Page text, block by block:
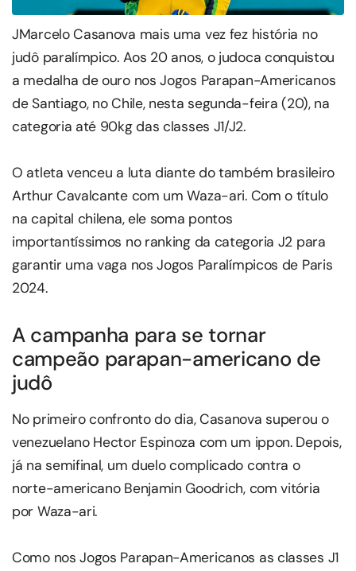
JMarcelo Casanova mais uma vez fez história no
judô paralímpico. Aos 20 anos, o judoca conquistou
a medalha de ouro nos Jogos Parapan-Americanos
de Santiago, no Chile, nesta segunda-feira (20), na
categoria até 90kg das classes J1/J2.
O atleta venceu a luta diante do também brasileiro
Arthur Cavalcante com um Waza-ari. Com o título
na capital chilena, ele soma pontos
importantíssimos no ranking da categoria J2 para
garantir uma vaga nos Jogos Paralímpicos de Paris
2024.
A campanha para se tornar
campeão parapan-americano de
judô
No primeiro confronto do dia, Casanova superou o
venezuelano Hector Espinoza com um ippon. Depois,
já na semifinal, um duelo complicado contra o
norte-americano Benjamin Goodrich, com vitória
por Waza-ari.
Como nos Jogos Parapan-Americanos as classes J1